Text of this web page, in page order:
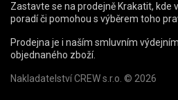
Zastavte se na prodejně Krakatit, kde
poradí či pomohou s výběrem toho
Prodejna je i naším smluvním
objednaného zboží.
Nakladatelství CREW s.r.o. © 2026